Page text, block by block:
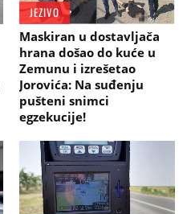
JEZIVO
Maskiran u dostavljača
hrana došao do kuće u
Zemunu i izrešetao
Jorovića: Na suđenju
pušteni snimci
egzekucije!